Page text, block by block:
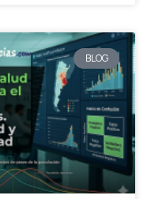
BLOG